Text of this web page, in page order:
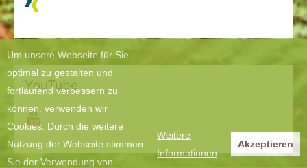
YouTube
Um unsere Webseite für Sie
optimal zu gestalten und
fortlaufend verbessern zu
können, verwenden wir
Cookies. Durch die weitere
Nutzung der Webseite stimmen
Sie der Verwendung von
Weitere
Informationen
Akzeptieren